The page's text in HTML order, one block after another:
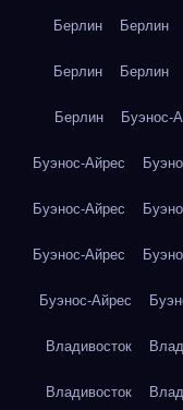
Берлин Берлин
Берлин Берлин
Берлин Буэнос-
Буэнос-Айрес
Буэнос-Айрес
Буэнос-Айрес
Буэнос-Айрес
Владивосток
Владивосток